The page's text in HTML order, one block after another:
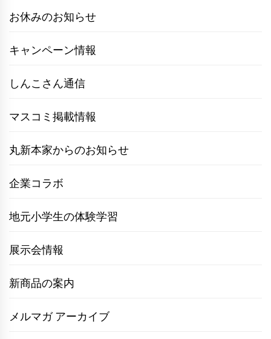
お休みのお知らせ
キャンペーン情報
しんこさん通信
マスコミ掲載情報
丸新本家からのお知らせ
企業コラボ
地元小学生の体験学習
展示会情報
新商品の案内
メルマガ アーカイブ